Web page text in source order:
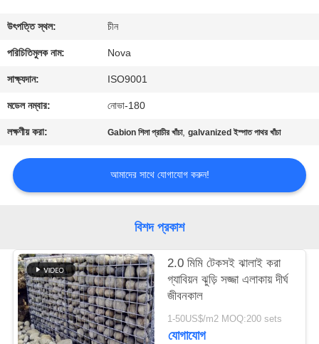
কারখানা
পরিদর্শন
গুণমান
নিয়ন্ত্রণ
আমাদের
সাথে
খবর
মামলা
উৎপত্তি স্থল: চীন
পরিচিতিমুলক নাম: Nova
সাক্ষ্যদান: ISO9001
মডেল নম্বার: নোভা-180
লক্ষণীয় করা: Gabion শিলা প্রাচীর খাঁচা,galvanized ইস্পাত পাথর খাঁচা
আমাদের সাথে যোগাযোগ করুন!
বিশদ প্রকাশ
2.0 মিমি টেকসই ঝালাই করা
গ্যাবিয়ন ঝুড়ি সজ্জা এলাকায় দীর্ঘ
জীবনকাল
1-50US$/m2 MOQ:200 sets
যোগাযোগ